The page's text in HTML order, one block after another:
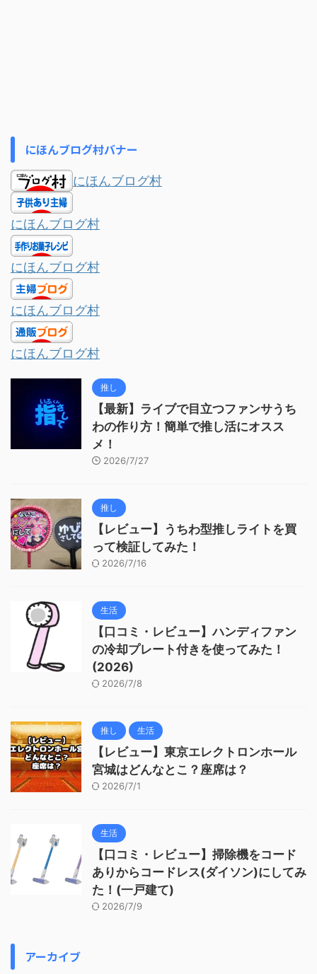
にほんブログ村バナー
にほんブログ村
にほんブログ村
にほんブログ村
にほんブログ村
にほんブログ村
推し
【最新】ライブで目立つファンサうち
わの作り方！簡単で推し活にオスス
メ！
2026/7/27
推し
【レビュー】うちわ型推しライトを買
って検証してみた！
2026/7/16
生活
【口コミ・レビュー】ハンディファン
の冷却プレート付きを使ってみた！
(2026)
2026/7/8
推し 生活
【レビュー】東京エレクトロンホール
宮城はどんなとこ？座席は？
2026/7/1
生活
【口コミ・レビュー】掃除機をコード
ありからコードレス(ダイソン)にしてみ
た！(一戸建て)
2026/7/9
アーカイブ